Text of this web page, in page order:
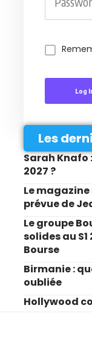
Log
Les
Sarah Knafo
2027 ?
Le magazine
prévue de
Le groupe
solides au
Bourse
Birmanie :
oubliée
Hollywood